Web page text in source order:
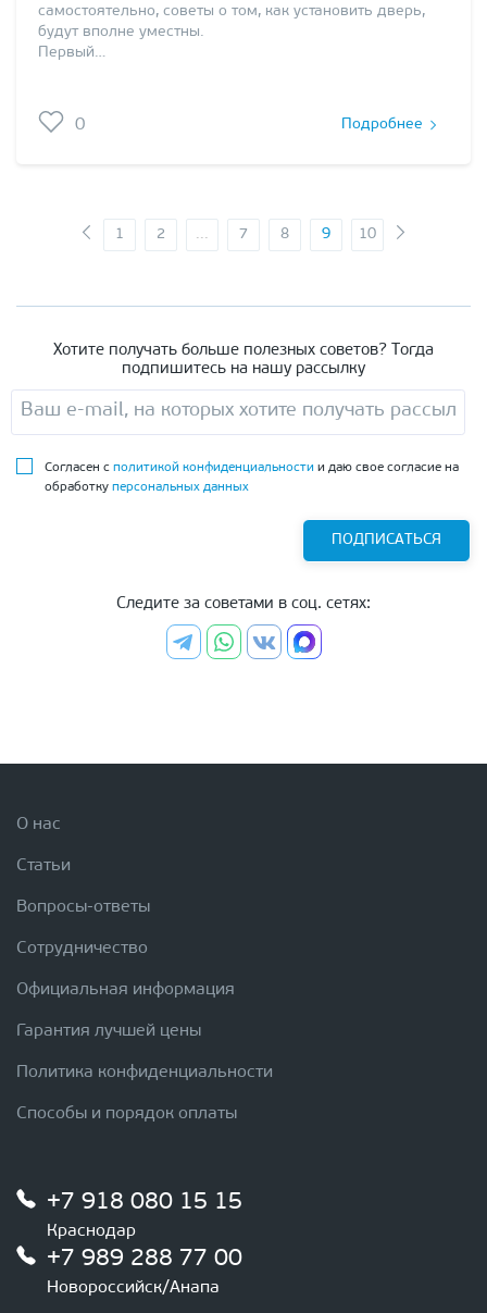
самостоятельно, советы о том, как установить дверь,
будут вполне уместны.
Первый…
0 Подробнее
1 2 ... 7 8 9 10
Хотите получать больше полезных советов? Тогда
подпишитесь на нашу рассылку
Согласен с политикой конфиденциальности и даю свое согласие на
обработку персональных данных
ПОДПИСАТЬСЯ
Следите за советами в соц. сетях:
О нас
Статьи
Вопросы-ответы
Сотрудничество
Официальная информация
Гарантия лучшей цены
Политика конфиденциальности
Способы и порядок оплаты
+7 918 080 15 15
Краснодар
+7 989 288 77 00
Новороссийск/Анапа